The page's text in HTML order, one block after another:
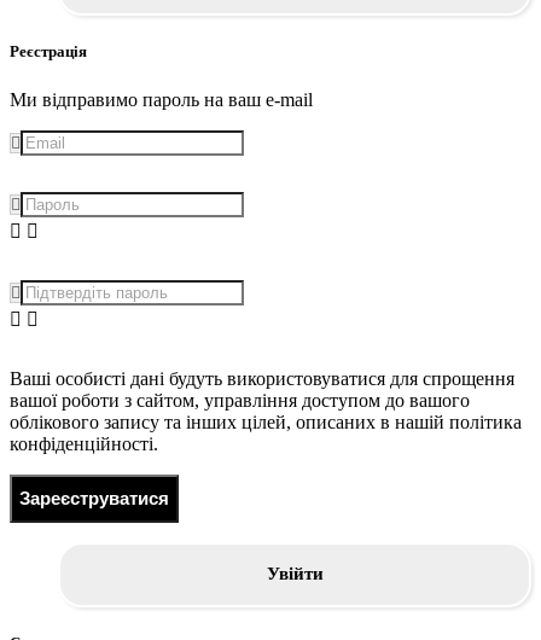
Реєстрація
Ми відправимо пароль на ваш e-mail
Ваші особисті дані будуть використовуватися для спрощення
вашої роботи з сайтом, управління доступом до вашого
облікового запису та інших цілей, описаних в нашій політика
конфіденційності.
Зареєструватися
Увійти